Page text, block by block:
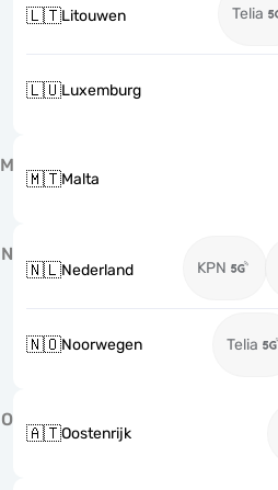
🇱🇹Litouwen Telia
🇱🇺Luxemburg
M
🇲🇹Malta
N
🇳🇱Nederland KPN
🇳🇴Noorwegen Telia
O
🇦🇹Oostenrijk